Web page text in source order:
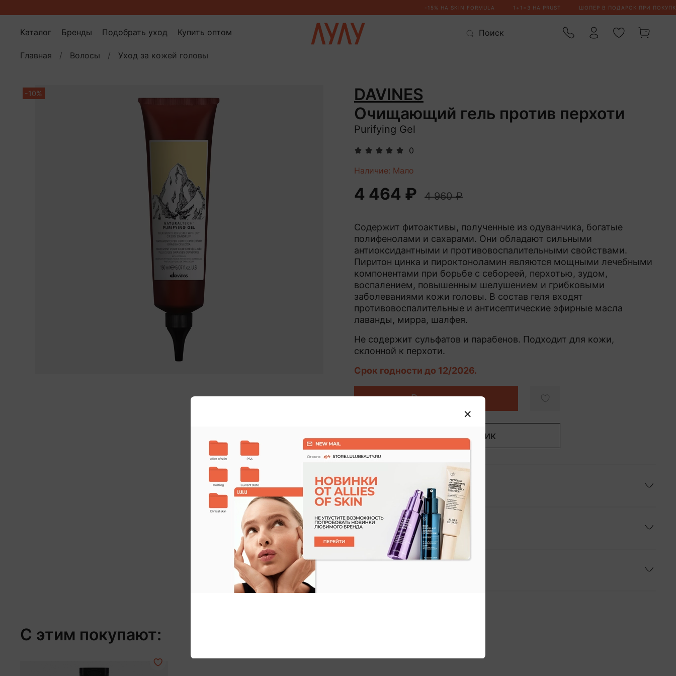
Каталог Бренды Подобрать уход Купить оптом
Главная Волосы Уход за кожей головы
-10%
0
DAVINES
Очищающий гель против перхоти
Purifying Gel
Наличие: Мало
4 464 ₽ 4 960 ₽
В корзину
Купить в 1 клик
Содержит фитоактивы, полученные из одуванчика, богатые
полифенолами и сахарами. Они обладают сильными
антиоксидантными и противовоспалительными свойствами.
Пиритон цинка и пироктоноламин являются мощными лечебными
компонентами при борьбе с себореей, перхотью, зудом,
воспалением, повышенным шелушением и грибковыми
заболеваниями кожи головы. В состав геля входят
противовоспалительные и антисептические эфирные масла
лаванды, мирра, шалфея.
Не содержит сульфатов и парабенов. Подходит для кожи,
склонной к перхоти.
Срок годности до 12/2026.
Характеристики
Применение
С этим покупают: